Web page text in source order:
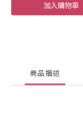
加入購物車
商品描述